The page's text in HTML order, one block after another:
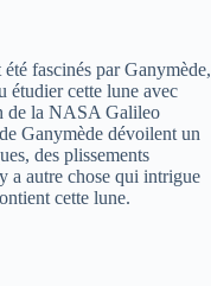
fascinés par Ganymède,
étudier cette lune avec
de la NASA Galileo
Ganymède dévoilent un
des plissements
a autre chose qui intrigue
cette lune.